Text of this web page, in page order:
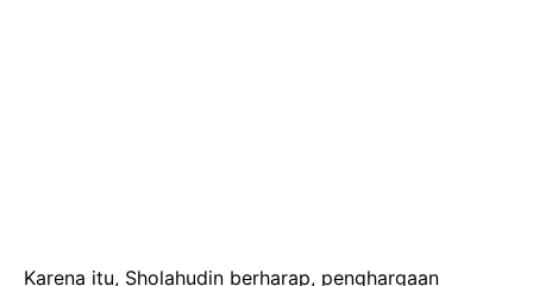
Karena itu, Sholahudin berharap, penghargaan